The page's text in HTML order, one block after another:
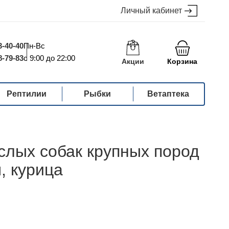
Личный кабинет
40-40
79-83
Пн-Вс
с 9:00 до 22:00
Акции Корзина
Рептилии Рыбки Ветаптека
собак крупных пород
курица